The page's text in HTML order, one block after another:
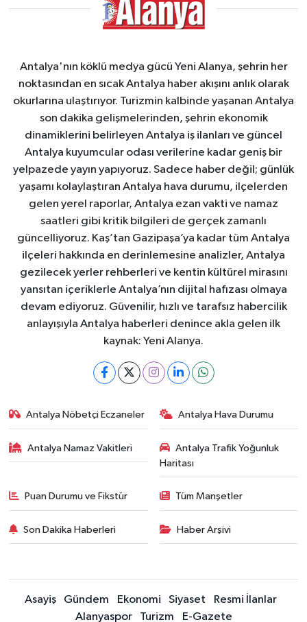
Antalya'nın köklü medya gücü Yeni Alanya, şehrin her
noktasından en sıcak Antalya haber akışını anlık olarak
okurlarına ulaştırıyor. Turizmin kalbinde yaşanan Antalya
son dakika gelişmelerinden, şehrin ekonomik
dinamiklerini belirleyen Antalya iş ilanları ve güncel
Antalya kuyumcular odası verilerine kadar geniş bir
yelpazede yayın yapıyoruz. Sadece haber değil; günlük
yaşamı kolaylaştıran Antalya hava durumu, ilçelerden
gelen yerel raporlar, Antalya ezan vakti ve namaz
saatleri gibi kritik bilgileri de gerçek zamanlı
güncelliyoruz. Kaş’tan Gazipaşa’ya kadar tüm Antalya
ilçeleri hakkında en derinlemesine analizler, Antalya
gezilecek yerler rehberleri ve kentin kültürel mirasını
yansıtan içeriklerle Antalya’nın dijital hafızası olmaya
devam ediyoruz. Güvenilir, hızlı ve tarafsız habercilik
anlayışıyla Antalya haberleri denince akla gelen ilk
kaynak: Yeni Alanya.
Antalya Nöbetçi Eczaneler Antalya Hava Durumu
Antalya Namaz Vakitleri
Antalya Trafik Yoğunluk
Haritası
Puan Durumu ve Fikstür Tüm Manşetler
Son Dakika Haberleri Haber Arşivi
Asayiş Gündem Ekonomi Siyaset
Resmi İlanlar
Alanyaspor
Turizm E-Gazete